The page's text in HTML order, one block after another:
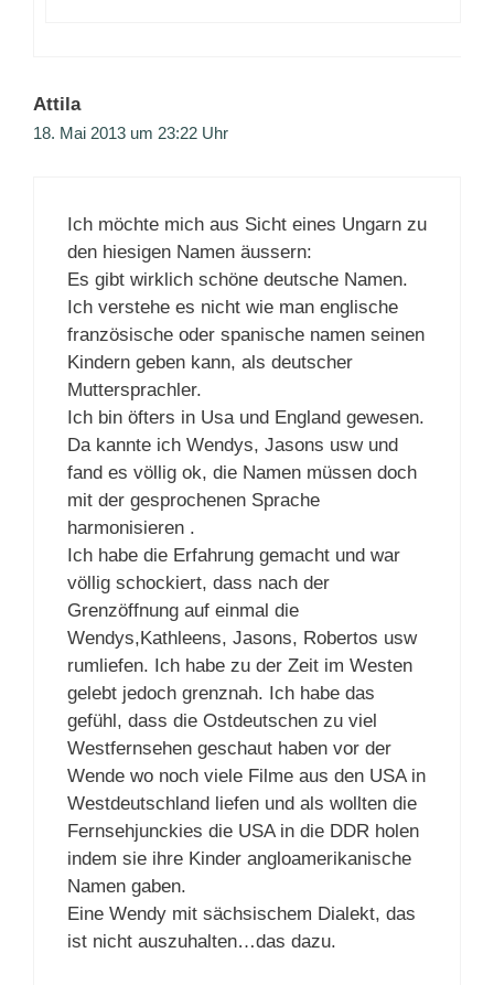
Attila
18. Mai 2013 um 23:22 Uhr
Ich möchte mich aus Sicht eines Ungarn zu
den hiesigen Namen äussern:
Es gibt wirklich schöne deutsche Namen.
Ich verstehe es nicht wie man englische
französische oder spanische namen seinen
Kindern geben kann, als deutscher
Muttersprachler.
Ich bin öfters in Usa und England gewesen.
Da kannte ich Wendys, Jasons usw und
fand es völlig ok, die Namen müssen doch
mit der gesprochenen Sprache
harmonisieren .
Ich habe die Erfahrung gemacht und war
völlig schockiert, dass nach der
Grenzöffnung auf einmal die
Wendys,Kathleens, Jasons, Robertos usw
rumliefen. Ich habe zu der Zeit im Westen
gelebt jedoch grenznah. Ich habe das
gefühl, dass die Ostdeutschen zu viel
Westfernsehen geschaut haben vor der
Wende wo noch viele Filme aus den USA in
Westdeutschland liefen und als wollten die
Fernsehjunckies die USA in die DDR holen
indem sie ihre Kinder angloamerikanische
Namen gaben.
Eine Wendy mit sächsischem Dialekt, das
ist nicht auszuhalten…das dazu.